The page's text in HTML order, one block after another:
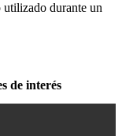
durante un
de interés